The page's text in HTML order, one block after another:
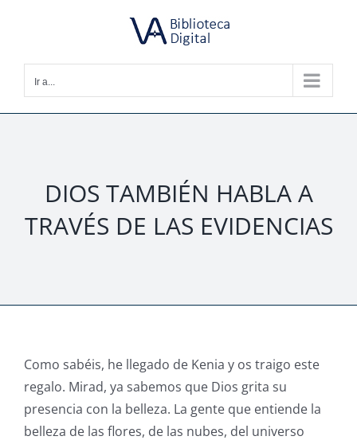
Ir a...
DIOS TAMBIÉN HABLA A
TRAVÉS DE LAS EVIDENCIAS
Como sabéis, he llegado de Kenia y os traigo este
regalo. Mirad, ya sabemos que Dios grita su
presencia con la belleza. La gente que entiende la
belleza de las flores, de las nubes, del universo